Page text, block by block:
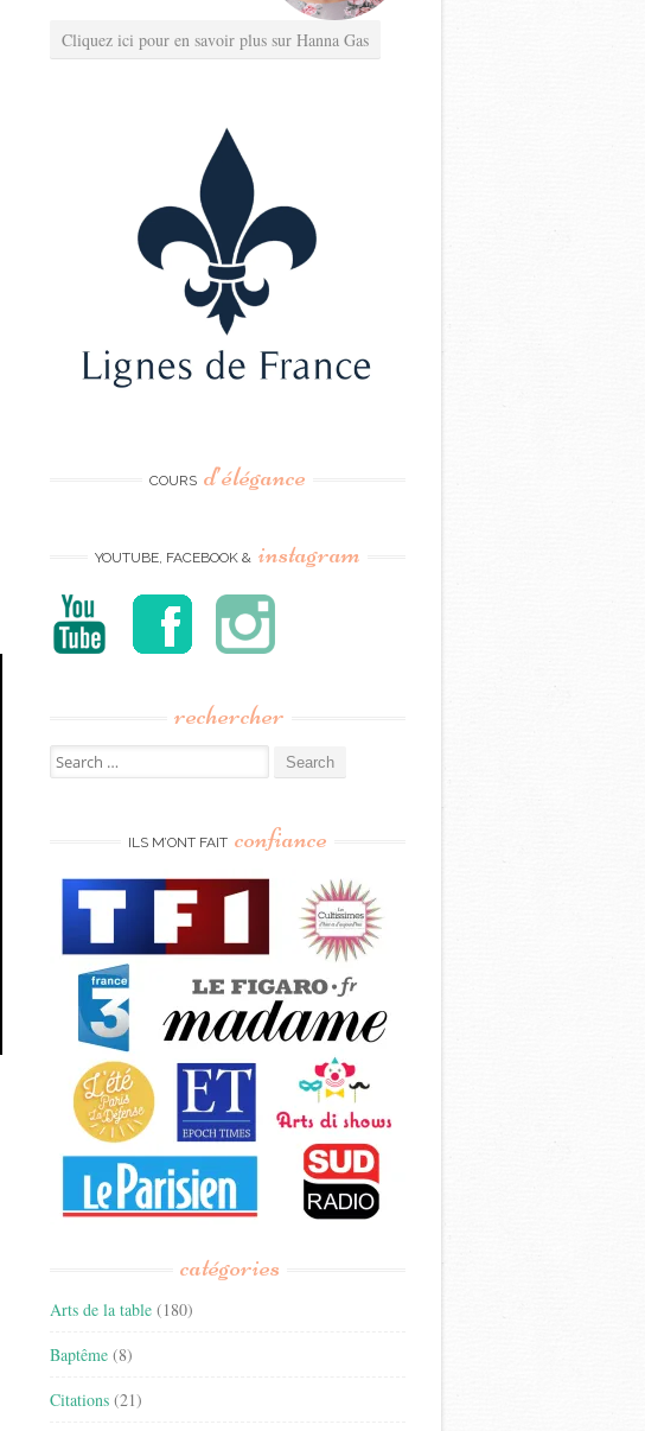
Cliquez ici pour en savoir plus sur Hanna Gas
COURS d’élégance
YOUTUBE, FACEBOOK & instagram
rechercher
Search
for:
ILS M’ONT FAIT confiance
catégories
Arts de la table (180)
Baptême (8)
Citations (21)